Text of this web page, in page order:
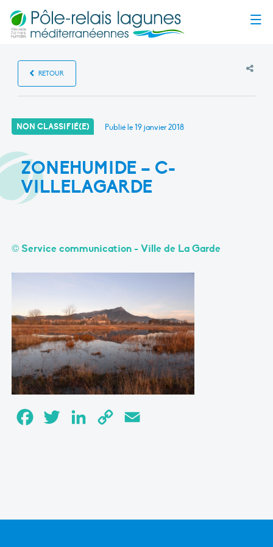
RETOUR
NON CLASSIFIÉ(E) Publié le19 janvier 2018
ZONEHUMIDE – C-
VILLELAGARDE
© Service communication - Ville de La Garde
FacebookTwitter LinkedInCopy